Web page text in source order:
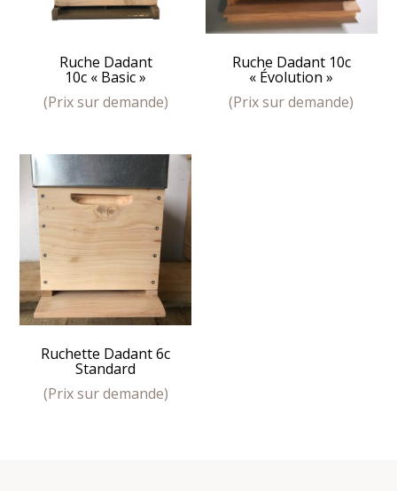
Ruche Dadant
10c « Basic »
(Prix sur demande)
Ruche Dadant 10c
« Évolution »
(Prix sur demande)
Ruchette Dadant 6c
Standard
(Prix sur demande)